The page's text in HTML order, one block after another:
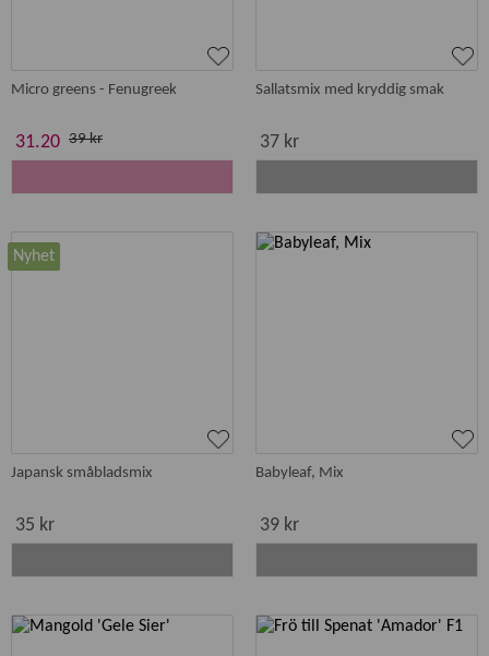
Micro greens - Fenugreek
31.20 39 kr
Sallatsmix med kryddig smak
37 kr
Nyhet
Japansk småbladsmix
35 kr
Babyleaf, Mix
39 kr